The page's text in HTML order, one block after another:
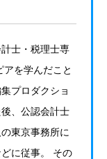
士・税理士専
を学んだこと
プロダクショ
、公認会計士
東京事務所に
に従事。 その